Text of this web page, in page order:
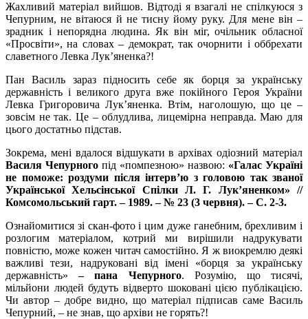
Жахливий матеріал вийшов. Відтоді я взагалі не спілкуюся з
Чепурним, не вітаюся й не тисну йому руку. Для мене він –
зрадник і непорядна людина. Як він міг, очільник обласної
«Просвіти», на словах – демократ, так очорнити і оббрехати
славетного Левка Лук’яненка?!
Пан Василь зараз підносить себе як борця за українську
державність і великого друга вже покійного Героя України
Левка Григоровича Лук’яненка. Втім, наголошую, що це –
зовсім не так. Це – облудлива, лицемірна неправда. Маю для
цього достатньо підстав.
Зокрема, мені вдалося відшукати в архівах одіозний матеріал
Василя Чепурного під «помпезною» назвою: «Галас Україні
не поможе: роздуми після інтерв’ю з головою так званої
Української Хельсінської Спілки Л. Г. Лук’яненком» //
Комсомольський гарт. – 1989. – № 23 (3 червня). – С. 2-3.
Ознайомитися зі скан-фото і цим дуже ганебним, брехливим і
розлогим матеріалом, котрий ми вирішили надрукувати
повністю, може кожен читач самостійно. Я ж виокремлю деякі
важливі тези, надруковані від імені «борця за українську
державність»– пана Чепурного. Розумію, що тисячі,
мільйони людей будуть відверто шоковані цією публікацією.
Чи автор – добре видно, що матеріал підписав саме Василь
Чепурний, – не знав, що архіви не горять?!